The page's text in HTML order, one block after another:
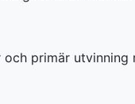
primär utvinning